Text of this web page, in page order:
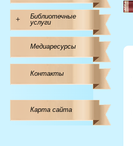
+
Библиотечные
услуги
Медиаресурсы
Контакты
Карта сайта